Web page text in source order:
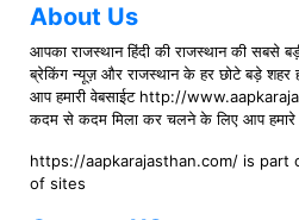
About Us
आपका राजस्थान हिंदी की राजस्थान की सबसे
ब्रेकिंग न्यूज़ और राजस्थान के हर छोटे बड़े शहर
आप हमारी वेबसाईट http://
कदम से कदम मिला कर चलने के लिए आप
https://aapkarajasthan.com/ is part
of sites